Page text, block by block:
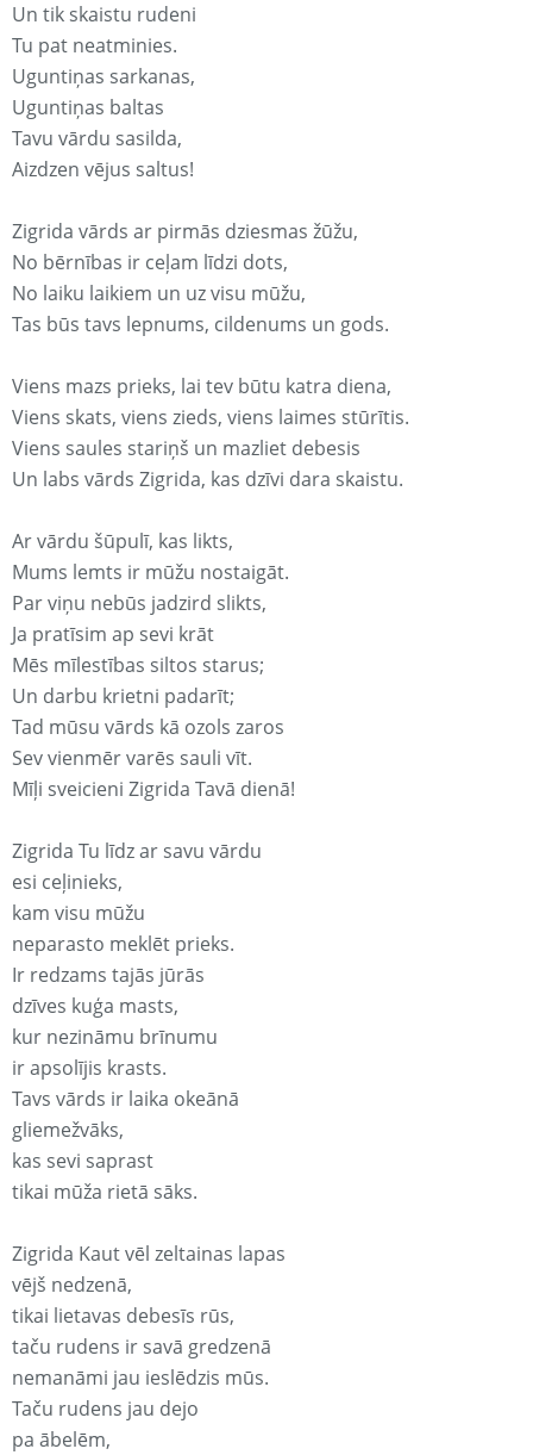
Un tik skaistu rudeni
Tu pat neatminies.
Uguntiņas sarkanas,
Uguntiņas baltas
Tavu vārdu sasilda,
Aizdzen vējus saltus!
Zigrida vārds ar pirmās dziesmas žūžu,
No bērnības ir ceļam līdzi dots,
No laiku laikiem un uz visu mūžu,
Tas būs tavs lepnums, cildenums un gods.
Viens mazs prieks, lai tev būtu katra diena,
Viens skats, viens zieds, viens laimes stūrītis.
Viens saules stariņš un mazliet debesis
Un labs vārds Zigrida, kas dzīvi dara skaistu.
Ar vārdu šūpulī, kas likts,
Mums lemts ir mūžu nostaigāt.
Par viņu nebūs jadzird slikts,
Ja pratīsim ap sevi krāt
Mēs mīlestības siltos starus;
Un darbu krietni padarīt;
Tad mūsu vārds kā ozols zaros
Sev vienmēr varēs sauli vīt.
Mīļi sveicieni Zigrida Tavā dienā!
Zigrida Tu līdz ar savu vārdu
esi ceļinieks,
kam visu mūžu
neparasto meklēt prieks.
Ir redzams tajās jūrās
dzīves kuģa masts,
kur nezināmu brīnumu
ir apsolījis krasts.
Tavs vārds ir laika okeānā
gliemežvāks,
kas sevi saprast
tikai mūža rietā sāks.
Zigrida Kaut vēl zeltainas lapas
vējš nedzenā,
tikai lietavas debesīs rūs,
taču rudens ir savā gredzenā
nemanāmi jau ieslēdzis mūs.
Taču rudens jau dejo
pa ābelēm,